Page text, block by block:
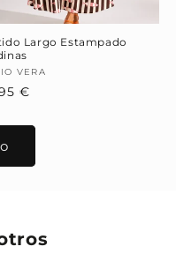
Largo Estampado
VERA
€